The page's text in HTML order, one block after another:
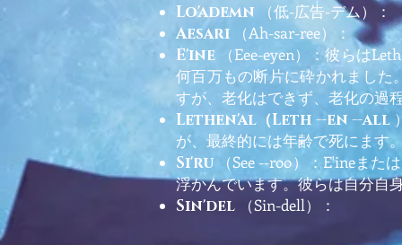
Lo'ademn （低-広告-デム）：
Aesari （Ah-sar-ree）：
E'ine （Eee-eyen）：彼らは
何百万もの断片に砕かれました
すが、老化はできず、老化の過
Lethen'al（Leth --en --all
が、最終的には年齢で死にます
Si'ru （See --roo）：E'ineま
浮かんでいます。彼らは自分自
Sin'del （Sin-dell）：